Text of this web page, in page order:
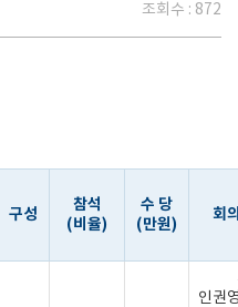
조회수 : 872
구성
참석
(비율)
수 당
(만원)
회
인권